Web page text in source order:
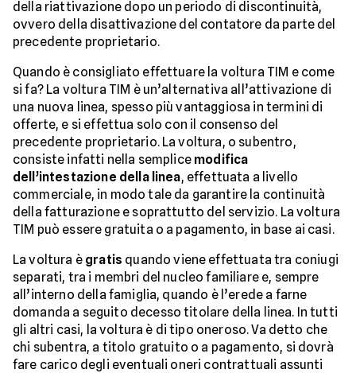
della riattivazione dopo un periodo di discontinuità,
ovvero della disattivazione del contatore da parte del
precedente proprietario.
Quando è consigliato effettuare la voltura TIM e come
si fa? La voltura TIM è un’alternativa all’attivazione di
una nuova linea, spesso più vantaggiosa in termini di
offerte, e si effettua solo con il consenso del
precedente proprietario. La voltura, o subentro,
consiste infatti nella semplice modifica
dell’intestazione della linea, effettuata a livello
commerciale, in modo tale da garantire la continuità
della fatturazione e soprattutto del servizio. La voltura
TIM può essere gratuita o a pagamento, in base ai casi.
La voltura è gratis quando viene effettuata tra coniugi
separati, tra i membri del nucleo familiare e, sempre
all’interno della famiglia, quando è l’erede a farne
domanda a seguito decesso titolare della linea. In tutti
gli altri casi, la voltura è di tipo oneroso. Va detto che
chi subentra, a titolo gratuito o a pagamento, si dovrà
fare carico degli eventuali oneri contrattuali assunti